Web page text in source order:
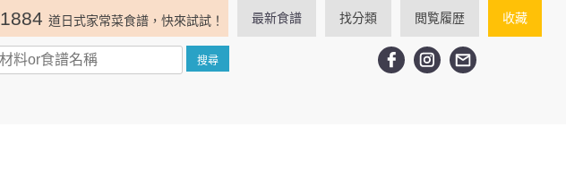
1884 道日式家常菜食譜，快來試試！ 最新食譜 找分類 閲覧履歴 收藏